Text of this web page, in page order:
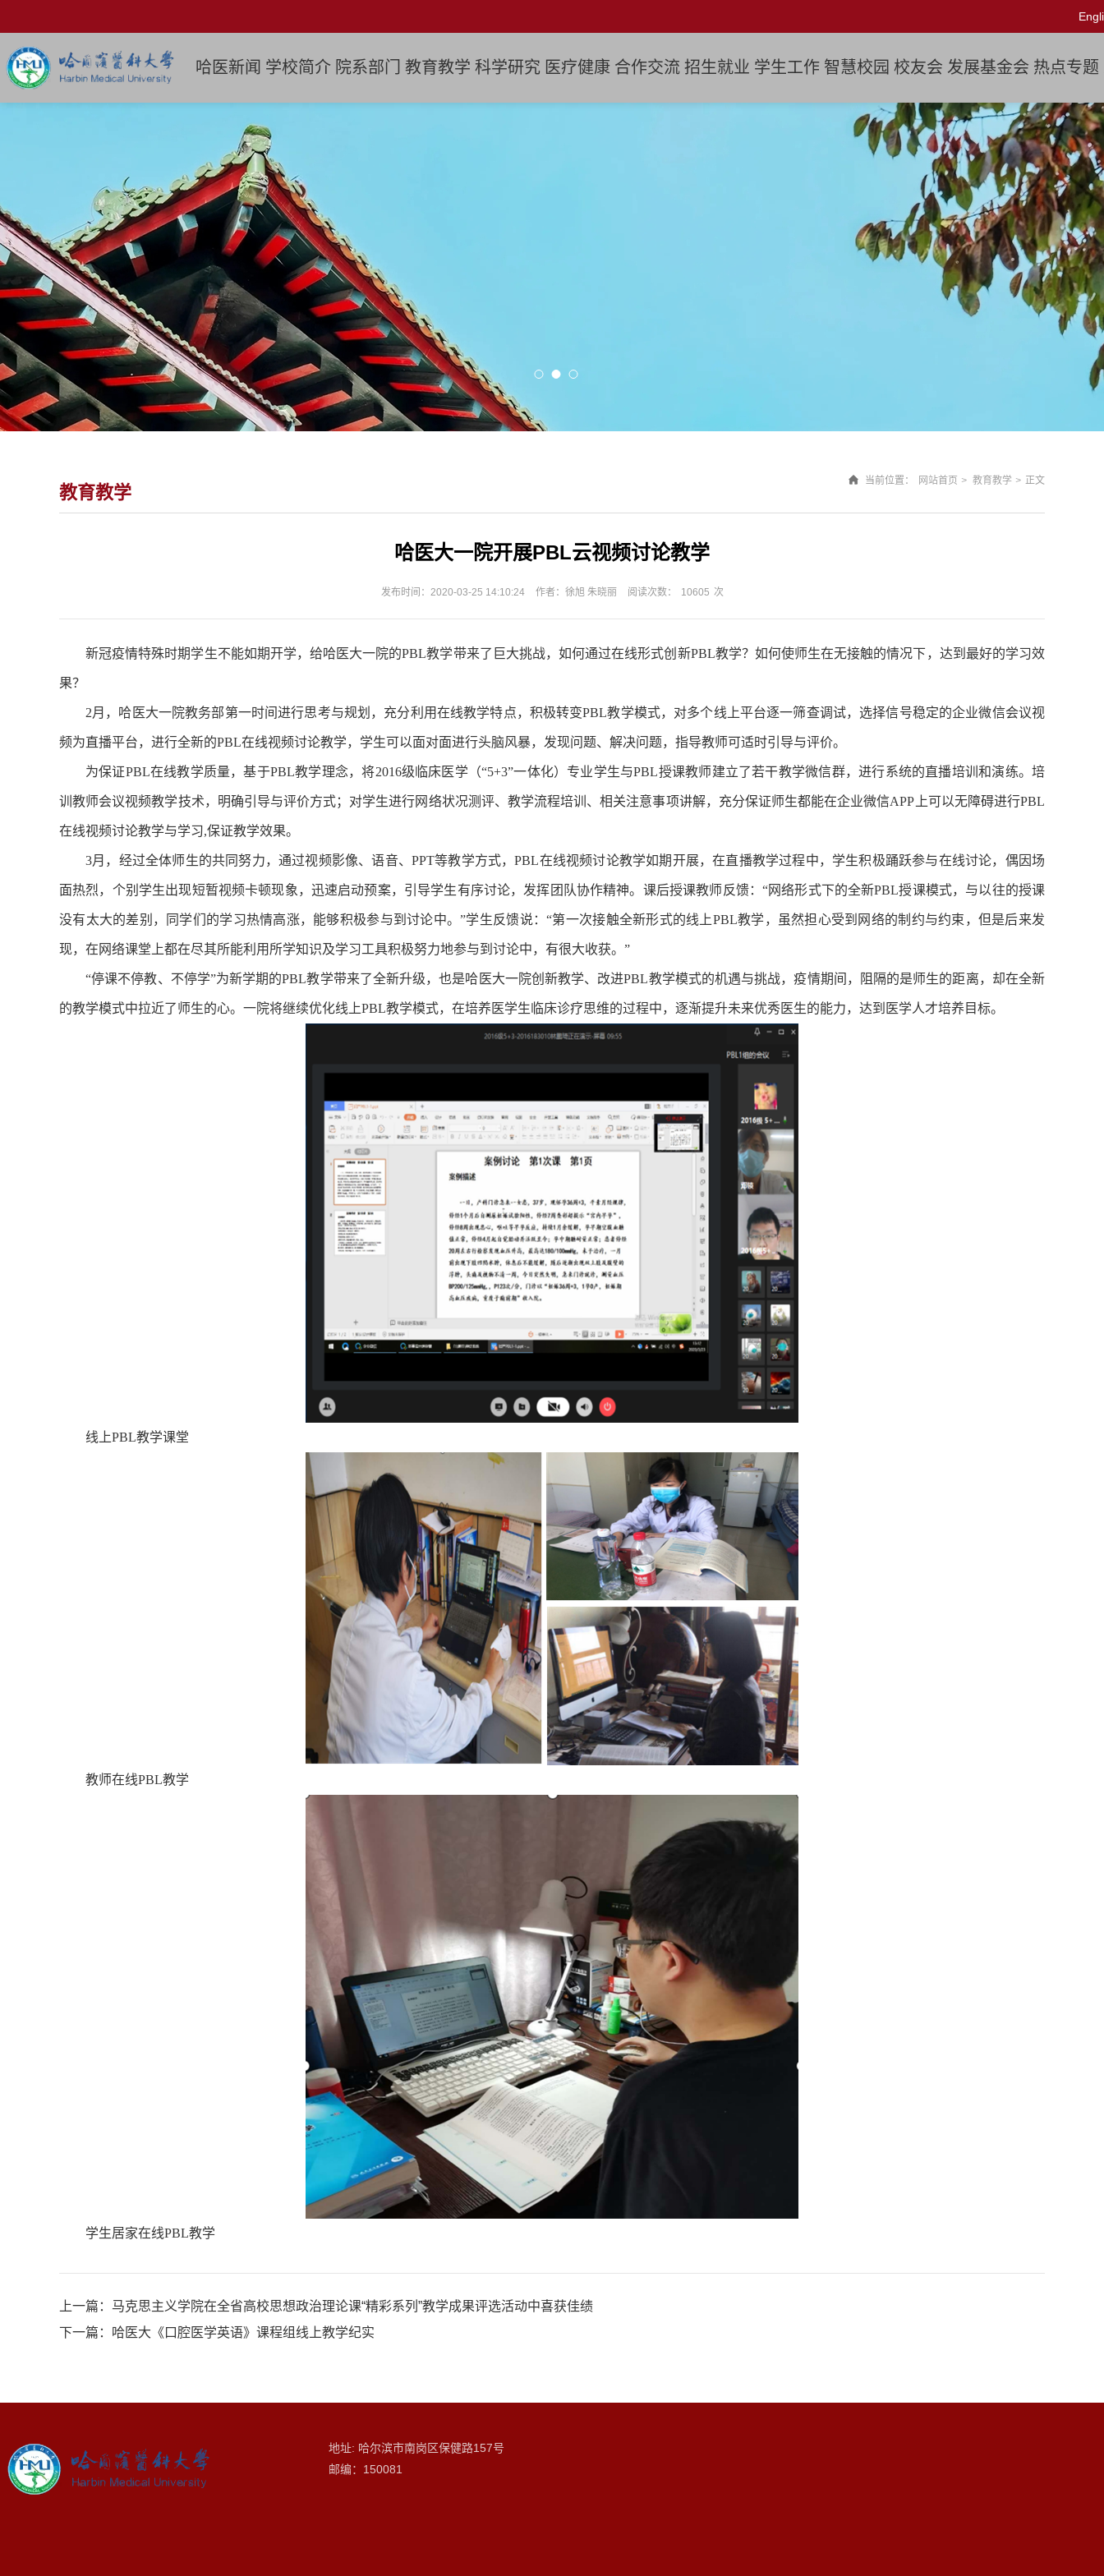
哈医新闻 学校简介 院系部门 教育教学 科学研究 医疗健康 合作交流 招生就业 学生工作 智慧校园 校友会 发展基金会 热点专题
1 2 3
教育教学
当前位置： 网站首页 > 教育教学 > 正文
哈医大一院开展PBL云视频讨论教学
发布时间：2020-03-25 14:10:24 作者：徐旭 朱晓丽 阅读次数： 10605 次
新冠疫情特殊时期学生不能如期开学，给哈医大一院的PBL教学带来了巨大挑战，如何通过在线形式创新PBL教学？如何使师生在无接触的情况下，达到最好的学习效
果？
2月，哈医大一院教务部第一时间进行思考与规划，充分利用在线教学特点，积极转变PBL教学模式，对多个线上平台逐一筛查调试，选择信号稳定的企业微信会议视
频为直播平台，进行全新的PBL在线视频讨论教学，学生可以面对面进行头脑风暴，发现问题、解决问题，指导教师可适时引导与评价。
为保证PBL在线教学质量，基于PBL教学理念，将2016级临床医学（“5+3”一体化）专业学生与PBL授课教师建立了若干教学微信群，进行系统的直播培训和演练。培
训教师会议视频教学技术，明确引导与评价方式；对学生进行网络状况测评、教学流程培训、相关注意事项讲解，充分保证师生都能在企业微信APP上可以无障碍进行PBL
在线视频讨论教学与学习,保证教学效果。
3月，经过全体师生的共同努力，通过视频影像、语音、PPT等教学方式，PBL在线视频讨论教学如期开展，在直播教学过程中，学生积极踊跃参与在线讨论，偶因场
面热烈，个别学生出现短暂视频卡顿现象，迅速启动预案，引导学生有序讨论，发挥团队协作精神。课后授课教师反馈：“网络形式下的全新PBL授课模式，与以往的授课
没有太大的差别，同学们的学习热情高涨，能够积极参与到讨论中。”学生反馈说：“第一次接触全新形式的线上PBL教学，虽然担心受到网络的制约与约束，但是后来发
现，在网络课堂上都在尽其所能利用所学知识及学习工具积极努力地参与到讨论中，有很大收获。”
“停课不停教、不停学”为新学期的PBL教学带来了全新升级，也是哈医大一院创新教学、改进PBL教学模式的机遇与挑战，疫情期间，阻隔的是师生的距离，却在全新
的教学模式中拉近了师生的心。一院将继续优化线上PBL教学模式，在培养医学生临床诊疗思维的过程中，逐渐提升未来优秀医生的能力，达到医学人才培养目标。
线上PBL教学课堂
教师在线PBL教学
学生居家在线PBL教学
上一篇： 马克思主义学院在全省高校思想政治理论课“精彩系列”教学成果评选活动中喜获佳绩
下一篇： 哈医大《口腔医学英语》课程组线上教学纪实
地址: 哈尔滨市南岗区保健路157号
邮编：150081